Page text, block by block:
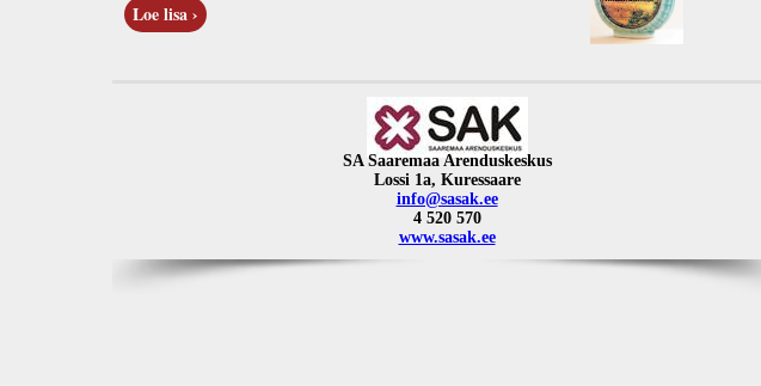
Loe lisa ›
SA Saaremaa Arenduskeskus
Lossi 1a, Kuressaare
info@sasak.ee
4 520 570
www.sasak.ee